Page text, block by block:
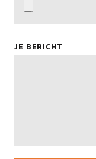
JE BERICHT